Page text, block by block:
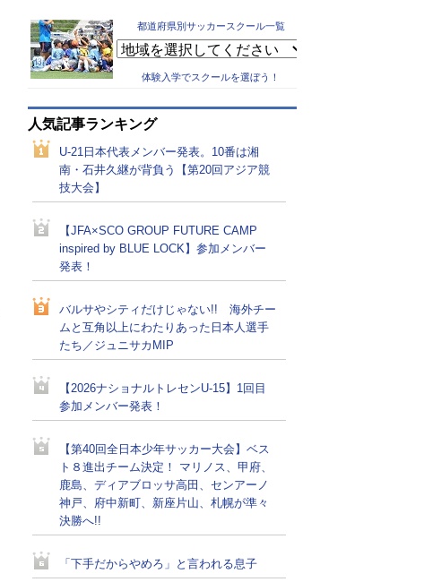
都道府県別サッカースクール一覧
体験入学でスクールを選ぼう！
人気記事ランキング
U-21日本代表メンバー発表。10番は湘
南・石井久継が背負う【第20回アジア競
技大会】
【JFA×SCO GROUP FUTURE CAMP
inspired by BLUE LOCK】参加メンバー
発表！
バルサやシティだけじゃない!! 海外チー
ムと互角以上にわたりあった日本人選手
たち／ジュニサカMIP
【2026ナショナルトレセンU-15】1回目
参加メンバー発表！
【第40回全日本少年サッカー大会】ベス
ト８進出チーム決定！ マリノス、甲府、
鹿島、ディアブロッサ高田、センアーノ
神戸、府中新町、新座片山、札幌が準々
決勝へ!!
「下手だからやめろ」と言われる息子